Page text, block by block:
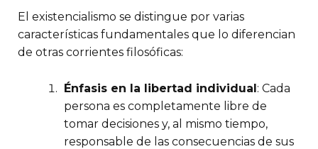
El existencialismo se distingue por varias
características fundamentales que lo diferencian
de otras corrientes filosóficas:
Énfasis en la libertad individual: Cada
persona es completamente libre de
tomar decisiones y, al mismo tiempo,
responsable de las consecuencias de sus